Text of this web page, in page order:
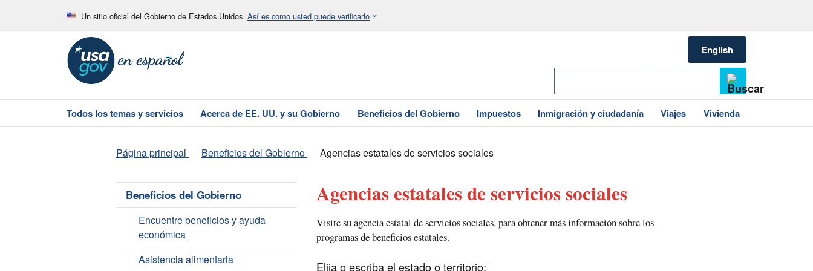
Un sitio oficial del Gobierno de Estados Unidos Así es como usted puede verificarlo
English
Todos los temas y servicios Acerca de EE. UU. y su Gobierno Beneficios del Gobierno Impuestos Inmigración y ciudadanía Viajes Vivienda
Página principal Beneficios del Gobierno Agencias estatales de servicios sociales
Beneficios del Gobierno
Encuentre beneficios y ayuda
económica
Asistencia alimentaria
Agencias estatales de servicios sociales
Visite su agencia estatal de servicios sociales, para obtener más información sobre los
programas de beneficios estatales.
Elija o escriba el estado o territorio: